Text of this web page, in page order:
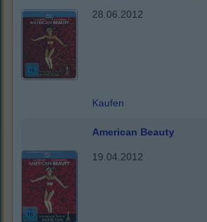
28.06.2012
Kaufen
American Beauty
19.04.2012